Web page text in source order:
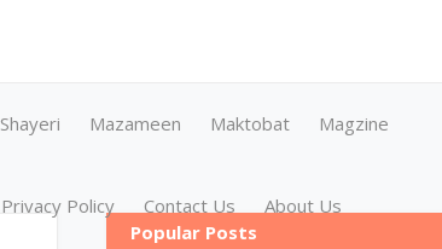
Shayeri Mazameen Maktobat Magzine
Privacy Policy Contact Us About Us
Popular Posts